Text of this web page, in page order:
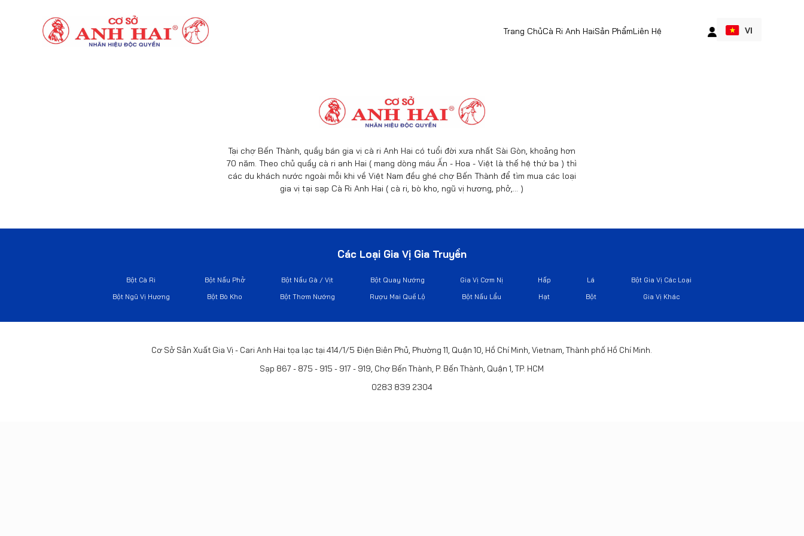
Trang ChủCà Ri Anh HaiSản PhẩmLiên Hệ VI
Tại chợ Bến Thành, quầy bán gia vị cà ri Anh Hai có tuổi đời xưa nhất Sài Gòn, khoảng hơn
70 năm. Theo chủ quầy cà ri anh Hai ( mang dòng máu Ấn - Hoa - Việt là thế hệ thứ ba ) thì
các du khách nước ngoài mỗi khi về Việt Nam đều ghé chợ Bến Thành để tìm mua các loại
gia vị tại sạp Cà Ri Anh Hai ( cà ri, bò kho, ngũ vị hương, phở,… )
Các Loại Gia Vị Gia Truyền
Bột Cà Ri Bột Nấu Phở Bột Nấu Gà / Vịt Bột Quay Nướng Gia Vị Cơm Nị Hấp Lá
Bột Gia Vị Các Loại
Bột Ngũ Vị Hương
Bột Bò Kho Bột Thơm Nướng Rượu Mai Quế Lộ Bột Nấu Lẩu Hạt Bột Gia Vị Khác
Cơ Sở Sản Xuất Gia Vị - Cari Anh Hai tọa lạc tại 414/1/5 Điện Biên Phủ, Phường 11, Quận 10, Hồ Chí Minh, Vietnam, Thành phố Hồ Chí Minh.
Sạp 867 - 875 - 915 - 917 - 919, Chợ Bến Thành, P. Bến Thành, Quận 1, TP. HCM
0283 839 2304